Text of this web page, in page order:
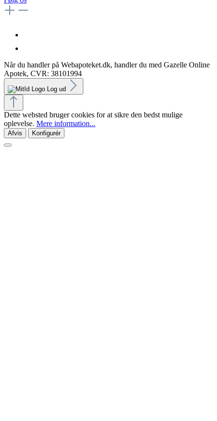
Når du handler på Webapoteket.dk, handler du med Gazelle Online
Apotek, CVR: 38101994
Log ud
Dette websted bruger cookies for at sikre den bedst mulige
oplevelse. Mere information...
Afvis Konfigurér